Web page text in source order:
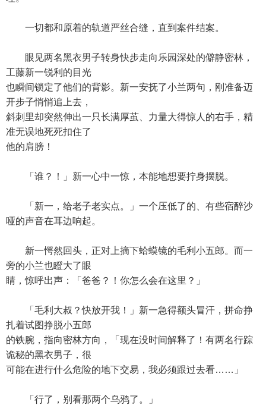
一切都和原着的轨道严丝合缝，直到案件结案。
眼见两名黑衣男子转身快步走向乐园深处的僻静密林，
工藤新一锐利的目光
也瞬间锁定了他们的背影。新一安抚了小兰两句，刚准备迈
开步子悄悄追上去，
斜刺里却突然伸出一只长满厚茧、力量大得惊人的右手，精
准无误地死死扣住了
他的肩膀！
「谁？！」新一心中一惊，本能地想要拧身摆脱。
「新一，给老子老实点。」一个压低了的、有些宿醉沙
哑的声音在耳边响起。
新一愕然回头，正对上摘下蛤蟆镜的毛利小五郎。而一
旁的小兰也瞪大了眼
睛，惊呼出声：「爸爸？！你怎么会在这里？」
「毛利大叔？快放开我！」新一急得额头冒汗，拼命挣
扎着试图挣脱小五郎
的铁腕，指向密林方向，「现在没时间解释了！有两名行踪
诡秘的黑衣男子，很
可能在进行什么危险的地下交易，我必须跟过去看……」
「行了，别看那两个乌鸦了。」